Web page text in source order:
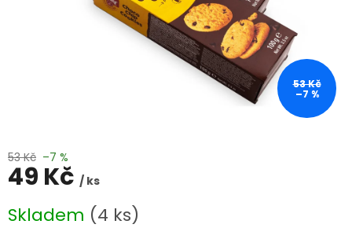
53 Kč
–7 %
53 Kč –7 %
49 Kč / ks
cena:
Skladem (4 ks)